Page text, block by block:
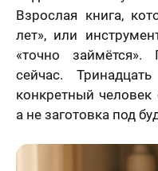
Взрослая книга,
лет», или
«точно займётся».
сейчас.
конкретный
а не заготовка под